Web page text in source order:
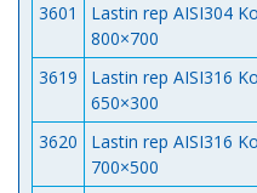
3601
Lastin rep AISI304
800×700
3619
Lastin rep AISI316
650×300
3620
Lastin rep AISI316
700×500